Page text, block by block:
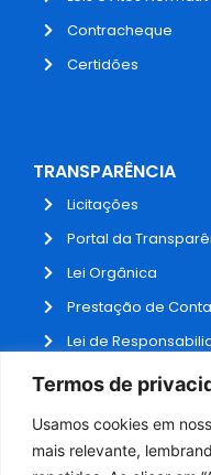
Termos de
Usamos cookies em
mais relevante,
Contracheque
Certidões
TRANSPARÊNCIA
Licitações
Portal da
Lei Orgânica
Prestação de
Lei de
Receitas e
Fale Conosco